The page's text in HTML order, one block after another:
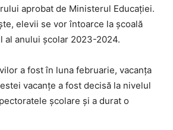
aprobat de Ministerul Educației.
elevii se vor întoarce la școală
al anului școlar 2023-2024.
a fost în luna februarie, vacanța
vacanțe a fost decisă la nivelul
școlare și a durat o